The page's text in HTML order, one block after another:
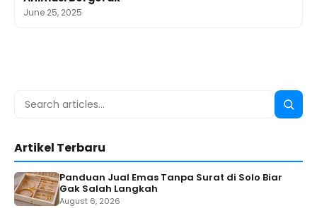
June 25, 2025
Search
Search
Artikel Terbaru
Panduan Jual Emas Tanpa Surat di Solo Biar
Gak Salah Langkah
August 6, 2026